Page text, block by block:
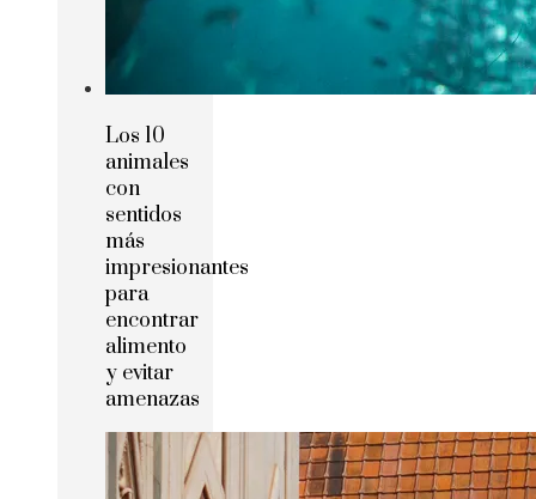
Los 10
animales
con
sentidos
más
impresionantes
para
encontrar
alimento
y evitar
amenazas